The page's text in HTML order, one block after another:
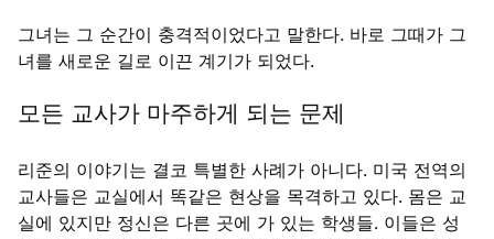
그녀는 그 순간이 충격적이었다고 말한다. 바로 그때가 그
녀를 새로운 길로 이끈 계기가 되었다.
모든 교사가 마주하게 되는 문제
리준의 이야기는 결코 특별한 사례가 아니다. 미국 전역의
교사들은 교실에서 똑같은 현상을 목격하고 있다. 몸은 교
실에 있지만 정신은 다른 곳에 가 있는 학생들. 이들은 성